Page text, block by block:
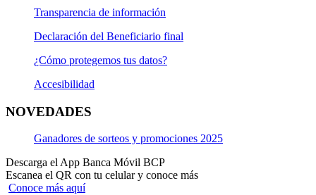
Transparencia de información
Declaración del Beneficiario final
¿Cómo protegemos tus datos?
Accesibilidad
NOVEDADES
Ganadores de sorteos y promociones 2025
Descarga el App Banca Móvil BCP
Escanea el QR con tu celular y conoce más
Conoce más aquí